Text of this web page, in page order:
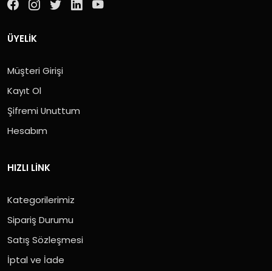
ÜYELIK
Müşteri Girişi
Kayıt Ol
Şifremi Unuttum
Hesabım
HIZLI LINK
Kategorilerimiz
Sipariş Durumu
Satış Sözleşmesi
İptal ve İade